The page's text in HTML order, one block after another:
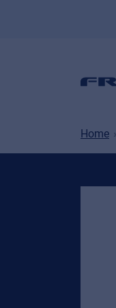
Home